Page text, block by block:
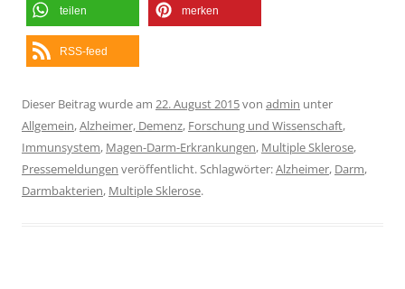
teilen merken
RSS-feed
Dieser Beitrag wurde am 22. August 2015von admin unter
Allgemein,Alzheimer, Demenz, Forschung und Wissenschaft,
Immunsystem, Magen-Darm-Erkrankungen, Multiple Sklerose,
Pressemeldungen veröffentlicht. Schlagwörter:Alzheimer, Darm,
Darmbakterien, Multiple Sklerose.